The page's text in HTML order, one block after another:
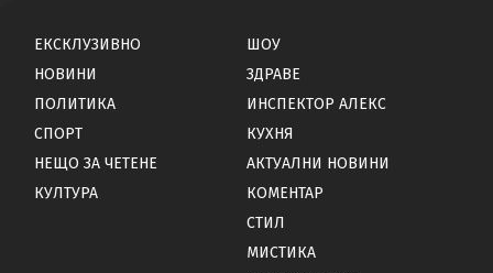
ЕКСКЛУЗИВНО
НОВИНИ
ПОЛИТИКА
СПОРТ
НЕЩО ЗА ЧЕТЕНЕ
КУЛТУРА
ШОУ
ЗДРАВЕ
ИНСПЕКТОР АЛЕКС
КУХНЯ
АКТУАЛНИ НОВИНИ
КОМЕНТАР
СТИЛ
МИСТИКА